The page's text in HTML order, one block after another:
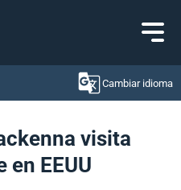
Cambiar idioma
visita
en EEUU